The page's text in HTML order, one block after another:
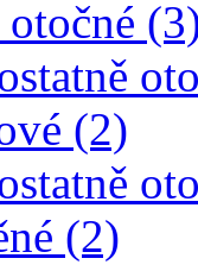
(2)
(2)